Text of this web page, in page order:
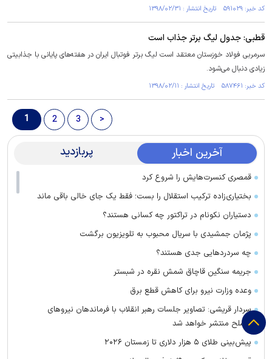
کد خبر: ۵۹۱۰۲۹ تاریخ انتشار : ۱۳۹۸/۰۲/۳۱
قطبی: جدول لیگ برتر جذاب است
سرمربی فولاد خوزستان معتقد است لیگ برتر فوتبال ایران در هفته‌های پایانی با جذابیتی
زیادی دنبال می‌شود.
کد خبر: ۵۸۷۴۶۱ تاریخ انتشار : ۱۳۹۸/۰۲/۱۱
1 2 3 >
آخرین اخبار پربازدید
قمصری کنسرت‌هایش را شروع کرد
بختیاری‌زاده ترکیب استقلال را بست؛ فقط یک جای خالی باقی ماند
دستیاران نکونام در تراکتور چه کسانی هستند؟
پژمان جمشیدی با سریال محبوب به تلویزیون برگشت
چه سردرد‌هایی جدی هستند؟
جریمه سنگین قاچاق شمش نقره در شبستر
وعده وزارت نیرو برای کاهش قطع برق
سردار قریشی: تصاویر جلسات رهبر انقلاب با فرماندهان نیرو‌های
مسلح منتشر خواهد شد
پیش‌بینی طلای ۵ هزار دلاری تا زمستان ۲۰۲۶